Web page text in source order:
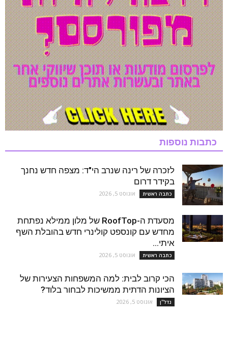
כתבות נוספות
לזכרה של רינה שנרב הי"ד: מצפה חדש נחנך
בקידר דרום
כתבה ראשית אוגוסט 5, 2026
מסעדת ה-RoofTop של מלון ממילא נפתחת
מחדש עם קונספט קולינרי חדש בהובלת השף
איתי...
כתבה ראשית אוגוסט 5, 2026
הכי קרוב לבית: למה המשפחות הצעירות של
הציונות הדתית ממשיכות לבחור בלוד?
נדל''ן אוגוסט 5, 2026